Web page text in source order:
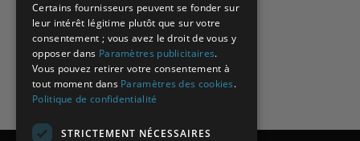
Certains fournisseurs peuvent se fonder sur
leur intérêt légitime plutôt que sur votre
consentement ; vous avez le droit de vous y
opposer dans Paramètres publicitaires.
Vous pouvez retirer votre consentement à
tout moment dans Paramètres des cookies.
Politique de confidentialité
STRICTEMENT NÉCESSAIRES